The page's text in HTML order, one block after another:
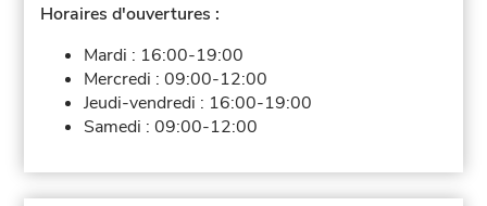
Horaires d'ouvertures :
Mardi : 16:00-19:00
Mercredi :09:00-12:00
Jeudi-vendredi : 16:00-19:00
Samedi :09:00-12:00